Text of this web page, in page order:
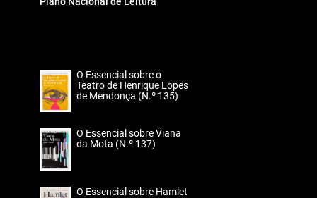
O Essencial sobre o
Teatro de Henrique Lopes
de Mendonça (N.º 135)
O Essencial sobre Viana
da Mota (N.º 137)
O Essencial sobre Hamlet